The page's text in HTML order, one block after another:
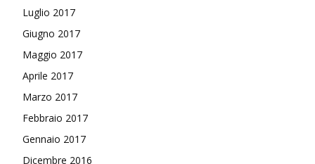
Luglio 2017
Giugno 2017
Maggio 2017
Aprile 2017
Marzo 2017
Febbraio 2017
Gennaio 2017
Dicembre 2016